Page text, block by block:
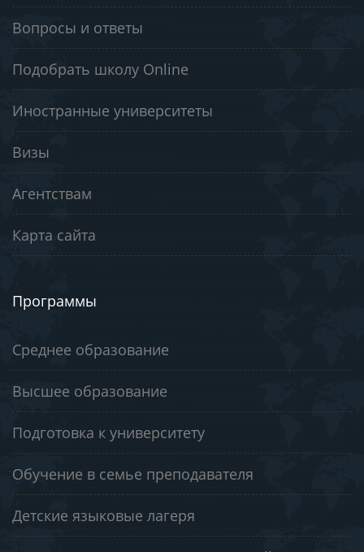
Вопросы и ответы
Подобрать школу Online
Иностранные университеты
Визы
Агентствам
Карта сайта
Программы
Среднее образование
Высшее образование
Подготовка к университету
Обучение в семье преподавателя
Детские языковые лагеря